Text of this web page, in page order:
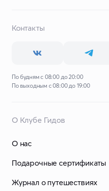
Контакты
По будням с 08:00 до 20:00
По выходным с 08:00 до 19:00
О Клубе Гидов
О нас
Подарочные сертификаты
Журнал о путешествиях